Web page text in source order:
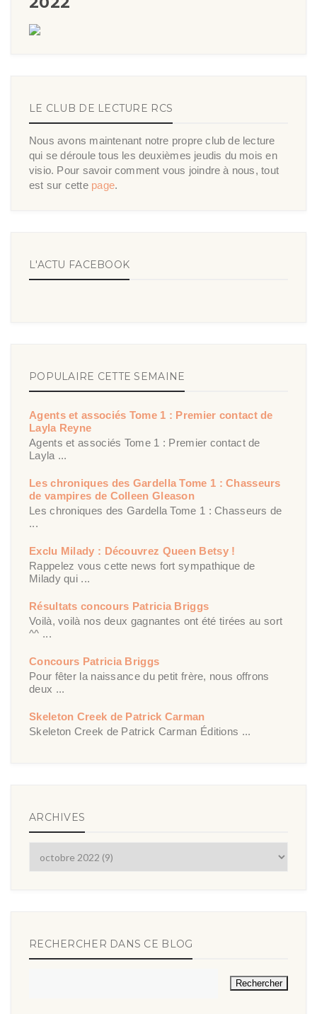
LE CLUB DE LECTURE RCS
Nous avons maintenant notre propre club de lecture
qui se déroule tous les deuxièmes jeudis du mois en
visio. Pour savoir comment vous joindre à nous, tout
est sur cette page.
L'ACTU FACEBOOK
POPULAIRE CETTE SEMAINE
Agents et associés Tome 1 : Premier contact de
Layla Reyne
Agents et associés Tome 1 : Premier contact de
Layla ...
Les chroniques des Gardella Tome 1 : Chasseurs
de vampires de Colleen Gleason
Les chroniques des Gardella Tome 1 : Chasseurs de
...
Exclu Milady : Découvrez Queen Betsy !
Rappelez vous cette news fort sympathique de
Milady qui ...
Résultats concours Patricia Briggs
Voilà, voilà nos deux gagnantes ont été tirées au sort
^^ ...
Concours Patricia Briggs
Pour fêter la naissance du petit frère, nous offrons
deux ...
Skeleton Creek de Patrick Carman
Skeleton Creek de Patrick Carman Éditions ...
ARCHIVES
RECHERCHER DANS CE BLOG